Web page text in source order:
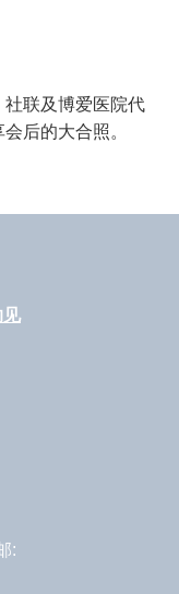
社联及博爱医院代
后的大合照。
见
: